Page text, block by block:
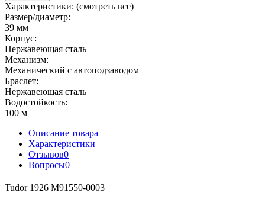
Характеристики: (смотреть все)
Размер/диаметр:
39 мм
Корпус:
Нержавеющая сталь
Механизм:
Механический с автоподзаводом
Браслет:
Нержавеющая сталь
Водостойкость:
100 м
Описание товара
Характеристики
Отзывов0
Вопросы0
Tudor 1926 M91550-0003